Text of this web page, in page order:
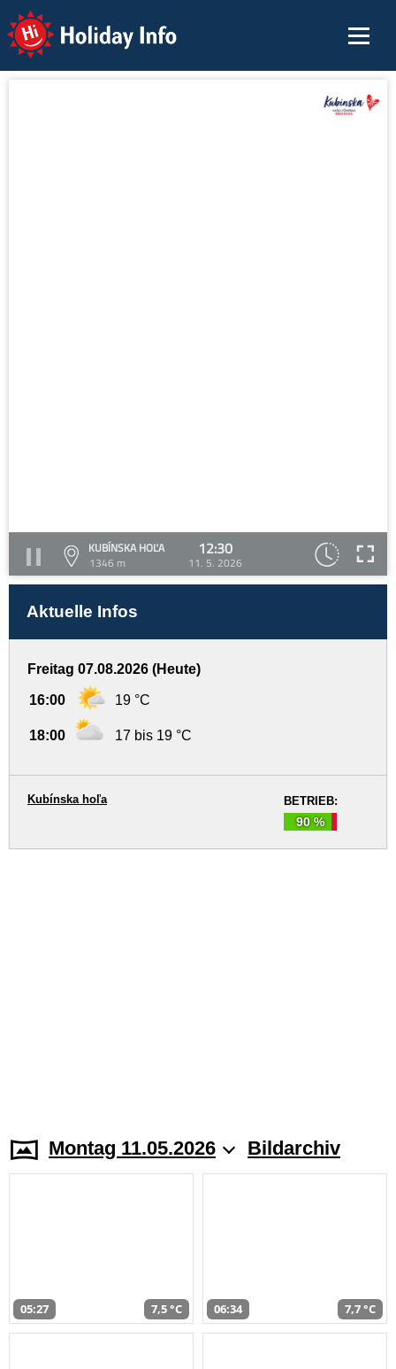
Holiday Info
KUBÍNSKA HOĽA
1346 m
12:30
11. 5. 2026
Aktuelle Infos
Freitag 07.08.2026 (Heute)
16:00 19 °C
18:00 17 bis 19 °C
BETRIEB:
90 %
Kubínska hoľa
Montag 11.05.2026 Bildarchiv
05:27 7,5 °C 06:34 7,7 °C